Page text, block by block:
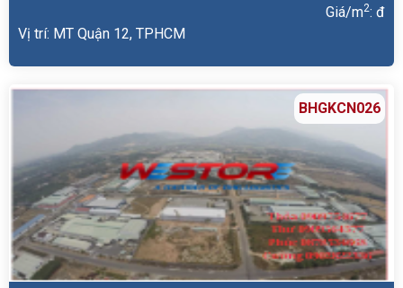
Giá/m2: đ
Vị trí: MT Quận 12, TPHCM
BHGKCN026